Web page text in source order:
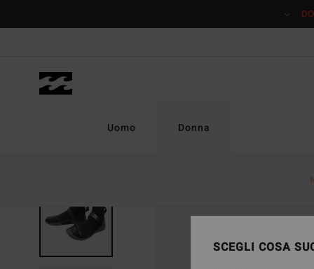
prodotto
Uomo Donna
SCEGLI COSA